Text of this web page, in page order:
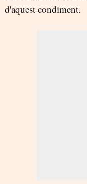
d'aquest condiment.